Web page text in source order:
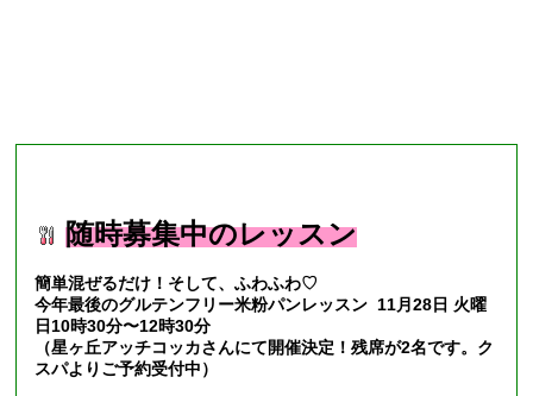
随時募集中のレッスン
簡単混ぜるだけ！そして、ふわふわ♡
今年最後のグルテンフリー米粉パンレッスン 11月28日 火曜
日10時30分〜12時30分
（星ヶ丘アッチコッカさんにて開催決定！残席が2名です。ク
スパよりご予約受付中）